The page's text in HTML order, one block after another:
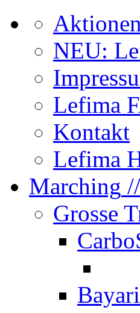
NEU:
Lefima
Kontakt
Lefima
Marching
Grosse